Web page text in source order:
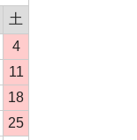
土
4
11
18
25